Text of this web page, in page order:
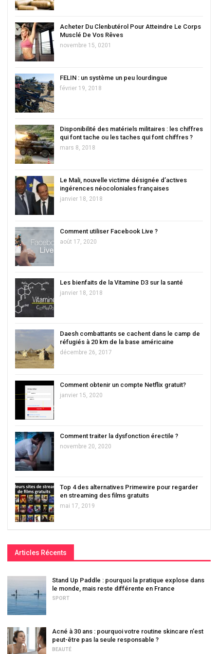
Acheter Du Clenbutérol Pour Atteindre Le Corps
Musclé De Vos Rêves
novembre 15, 0201
FELIN : un système un peu lourdingue
février 19, 2018
Disponibilité des matériels militaires : les chiffres
qui font tache ou les taches qui font chiffres ?
mars 8, 2018
Le Mali, nouvelle victime désignée d’actives
ingérences néocoloniales françaises
janvier 18, 2018
Comment utiliser Facebook Live ?
août 17, 2020
Les bienfaits de la Vitamine D3 sur la santé
janvier 18, 2018
Daesh combattants se cachent dans le camp de
réfugiés à 20 km de la base américaine
décembre 26, 2017
Comment obtenir un compte Netflix gratuit?
janvier 15, 2020
Comment traiter la dysfonction érectile ?
novembre 20, 2020
Top 4 des alternatives Primewire pour regarder
en streaming des films gratuits
mai 17, 2019
Articles Récents
Stand Up Paddle : pourquoi la pratique explose dans
le monde, mais reste différente en France
SPORT
Acné à 30 ans : pourquoi votre routine skincare n’est
peut-être pas la seule responsable ?
BEAUTÉ